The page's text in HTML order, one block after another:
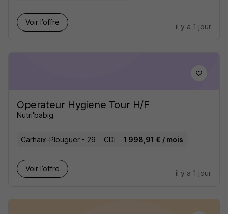
Voir l’offre
il y a 1 jour
Operateur Hygiene Tour H/F
Nutri'babig
Carhaix-Plouguer - 29 CDI 1 998,91 € / mois
Voir l’offre
il y a 1 jour